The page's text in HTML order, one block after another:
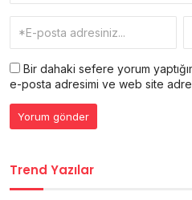
Bir dahaki sefere yorum
e-posta adresimi ve web site
Trend Yazılar